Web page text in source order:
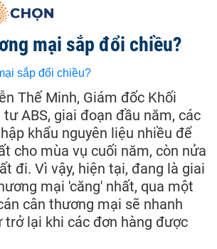
mại sắp đổi chiều?
Thế Minh, Giám đốc Khối
ABS, giai đoạn đầu năm, các
khẩu nguyên liệu nhiều để
cho mùa vụ cuối năm, còn nửa
đi. Vì vậy, hiện tại, đang là giai
mại 'căng' nhất, qua một
cân thương mại sẽ nhanh
trở lại khi các đơn hàng được